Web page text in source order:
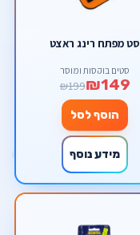
סט מפתח רינג ראצט
סטים בוקסות ומוסך
₪149
₪199
הוסף לסל
מידע נוסף